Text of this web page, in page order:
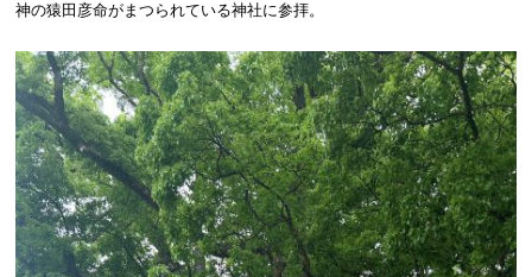
神の猿田彦命がまつられている神社に参拝。